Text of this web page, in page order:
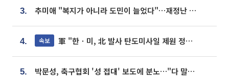
3. 추미애 "복지가 아니라 도민이 늘었다"…재정난 책임론 정면돌파
4. 속보 軍 "한ㆍ미, 北 발사 탄도미사일 제원 정밀분석 중"
5. 박문성, 축구협회 '성 접대' 보도에 분노…"다 말아먹으려고 작정했나"